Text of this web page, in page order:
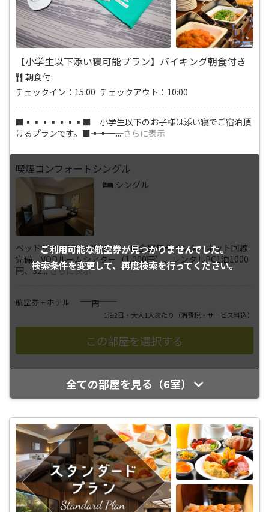
【小学生以下添い寝可能プラン】バイキング朝食付き
朝食付
チェックイン：15:00 チェックアウト：10:00
■―――▪―――▪―――▪―――▪―――▪―――▪―――▪―――■ 小学生以下のお子様は添い寝でご宿泊頂
けるプランです。■―――▪―――▪―...さらに表示
ご利用可能な航空券が見つかりませんでした。
検索条件を変更して、 再度検索を行ってください。
喫煙コンフォートシングル
シングル
ベッドサイズ130×200(cm) ■全室無料インターネット回線
完備、VODルームシアター（1,000円）、レンタルPC1泊1000
円、32...さらに表示
航空券 + ホテル ――――円
1泊2日・大人1人あたり （消費税・サービス料込）
全ての部屋を見る（6室）